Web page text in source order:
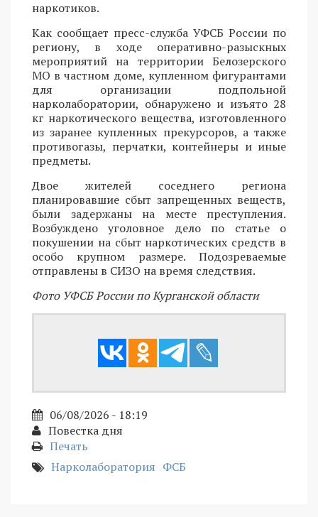
наркотиков.
Как сообщает пресс-служба УФСБ России по
региону, в ходе оперативно-разыскных
мероприятий на территории Белозерского
МО в частном доме, купленном фигурантами
для организации подпольной
нарколаборатории, обнаружено и изъято 28
кг наркотического вещества, изготовленного
из заранее купленных прекурсоров, а также
противогазы, перчатки, контейнеры и иные
предметы.
Двое жителей соседнего региона
планировавшие сбыт запрещенных веществ,
были задержаны на месте преступления.
Возбуждено уголовное дело по статье о
покушении на сбыт наркотических средств в
особо крупном размере. Подозреваемые
отправлены в СИЗО на время следствия.
Фото УФСБ России по Курганской области
06/08/2026 - 18:19
Повестка дня
Печать
Нарколаборатория ФСБ